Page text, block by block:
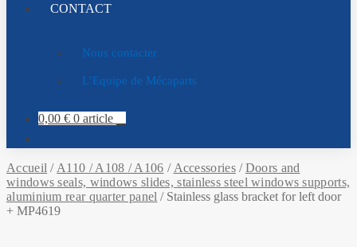
CONTACT
Nous contacter
L’Equipe de Mécaparts
0,00 € 0 article
Accueil / A110 / A108 / A106 / Accessories/Doors and
windows seals, windows slides, stainless steel windows supports,
aluminium rear quarter panel / Stainless glass bracket for left door
+ MP4619